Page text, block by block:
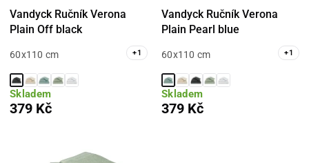
Vandyck Ručník Verona
Plain Off black
60x110 cm +1
Skladem
379 Kč
Vandyck Ručník Verona
Plain Pearl blue
60x110 cm +1
Skladem
379 Kč